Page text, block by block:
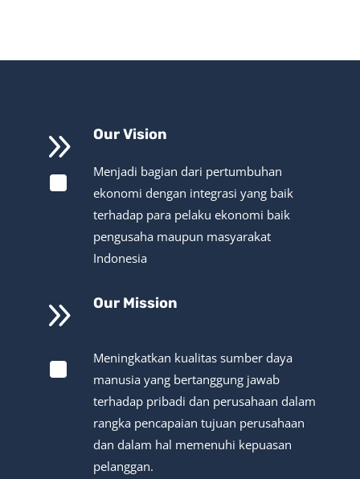
9 Our Vision
^
Menjadi bagian dari pertumbuhan
ekonomi dengan integrasi yang baik
terhadap para pelaku ekonomi baik
pengusaha maupun masyarakat
Indonesia
9 Our Mission
^
Meningkatkan kualitas sumber daya
manusia yang bertanggung jawab
terhadap pribadi dan perusahaan dalam
rangka pencapaian tujuan perusahaan
dan dalam hal memenuhi kepuasan
pelanggan.